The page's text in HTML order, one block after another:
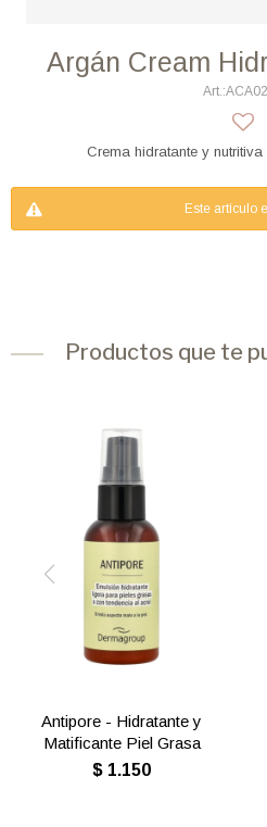
Argán Cream
Crema hidratante y
Este artículo
Productos que te
Antipore - Hidratante y
Matificante Piel Grasa
$ 1.150